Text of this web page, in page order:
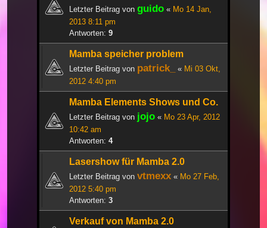
Letzter Beitrag von guido « Mo 14 Jan,
2013 8:11 pm
Antworten: 9
Mamba speicher problem
Letzter Beitrag von patrick_ « Mi 03 Okt,
2012 4:40 pm
Mamba Elements Shows und Co.
Letzter Beitrag von jojo « Mo 23 Apr, 2012
10:42 am
Antworten: 4
Lasershow für Mamba 2.0
Letzter Beitrag von vtmexx « Mo 27 Feb,
2012 5:40 pm
Antworten: 3
Verkauf von Mamba 2.0